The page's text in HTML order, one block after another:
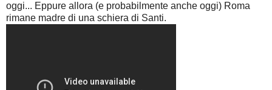
oggi... Eppure allora (e probabilmente anche oggi) Roma
rimane madre di una schiera di Santi.